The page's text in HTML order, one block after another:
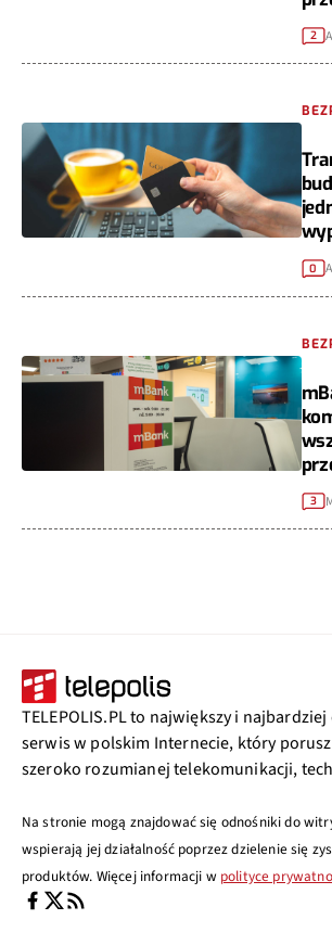
2
0
3
TELEPOLIS.PL to największy i
serwis w polskim Internecie, który
szeroko rozumianej telekomunikacji,
Na stronie mogą znajdować się odnośniki do
wspierają jej działalność poprzez dzielenie się
produktów. Więcej informacji w polityce